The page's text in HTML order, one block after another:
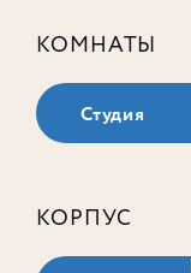
КОМНАТЫ
Студия
КОРПУС